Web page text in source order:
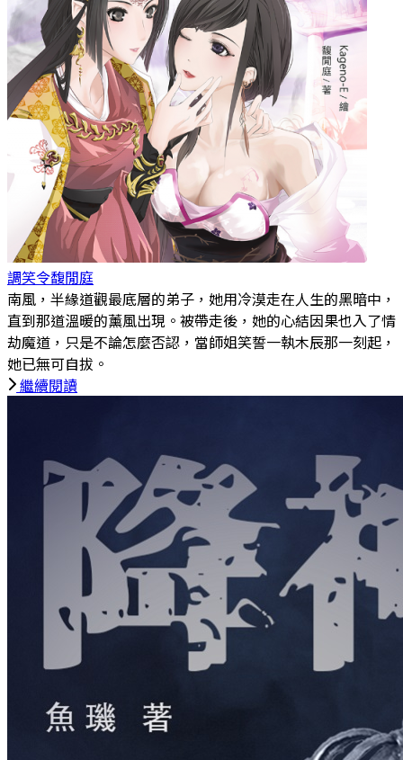
調笑令馥閒庭
南風，半緣道觀最底層的弟子，她用冷漠走在人生的黑暗中，
直到那道溫暖的薰風出現。被帶走後，她的心結因果也入了情
劫魔道，只是不論怎麼否認，當師姐笑誓一執木辰那一刻起，
她已無可自拔。
繼續閱讀